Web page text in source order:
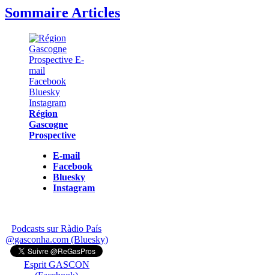
Sommaire Articles
Région
Gascogne
Prospective
E-mail
Facebook
Bluesky
Instagram
Podcasts sur Ràdio País
@gasconha.com (Bluesky)
Esprit GASCON